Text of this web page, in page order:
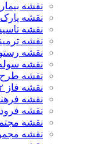
نقشه
نقشه پارک
نقشه
نقشه
نقشه
نقشه
نقشه طرح
نقشه فاز ۲
نقشه
نقشه
نقشه
نقشه